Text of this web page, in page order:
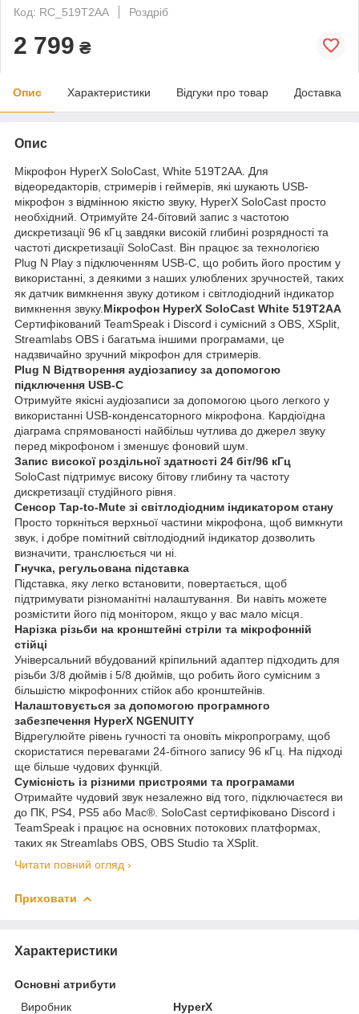
Код: RC_519T2AA
Роздріб
2 799 ₴
Опис Характеристики Відгуки про товар Доставка
Опис
Мікрофон HyperX SoloCast, White 519T2AA. Для
відеоредакторів, стримерів і геймерів, які шукають USB-
мікрофон з відмінною якістю звуку, HyperX SoloCast просто
необхідний. Отримуйте 24-бітовий запис з частотою
дискретизації 96 кГц завдяки високій глибині розрядності та
частоті дискретизації SoloCast. Він працює за технологією
Plug N Play з підключенням USB-C, що робить його простим у
використанні, з деякими з наших улюблених зручностей, таких
як датчик вимкнення звуку дотиком і світлодіодний індикатор
вимкнення звуку. Мікрофон HyperX SoloCast White 519T2AA
Сертифікований TeamSpeak і Discord і сумісний з OBS, XSplit,
Streamlabs OBS і багатьма іншими програмами, це
надзвичайно зручний мікрофон для стримерів.
Plug N Відтворення аудіозапису за допомогою
підключення USB-C
Отримуйте якісні аудіозаписи за допомогою цього легкого у
використанні USB-конденсаторного мікрофона. Кардіоїдна
діаграма спрямованості найбільш чутлива до джерел звуку
перед мікрофоном і зменшує фоновий шум.
Запис високої роздільної здатності 24 біт/96 кГц
SoloCast підтримує високу бітову глибину та частоту
дискретизації студійного рівня.
Сенсор Tap-to-Mute зі світлодіодним індикатором стану
Просто торкніться верхньої частини мікрофона, щоб вимкнути
звук, і добре помітний світлодіодний індикатор дозволить
визначити, транслюється чи ні.
Гнучка, регульована підставка
Підставка, яку легко встановити, повертається, щоб
підтримувати різноманітні налаштування. Ви навіть можете
розмістити його під монітором, якщо у вас мало місця.
Нарізка різьби на кронштейні стріли та мікрофонній
стійці
Універсальний вбудований кріпильний адаптер підходить для
різьби 3/8 дюймів і 5/8 дюймів, що робить його сумісним з
більшістю мікрофонних стійок або кронштейнів.
Налаштовується за допомогою програмного
забезпечення HyperX NGENUITY
Відрегулюйте рівень гучності та оновіть мікропрограму, щоб
скористатися перевагами 24-бітного запису 96 кГц. На підході
ще більше чудових функцій.
Сумісність із різними пристроями та програмами
Отримайте чудовий звук незалежно від того, підключаєтеся ви
до ПК, PS4, PS5 або Mac®. SoloCast сертифіковано Discord і
TeamSpeak і працює на основних потокових платформах,
таких як Streamlabs OBS, OBS Studio та XSplit.
Читати повний огляд ›
Приховати
Характеристики
Основні атрибути
Виробник
HyperX